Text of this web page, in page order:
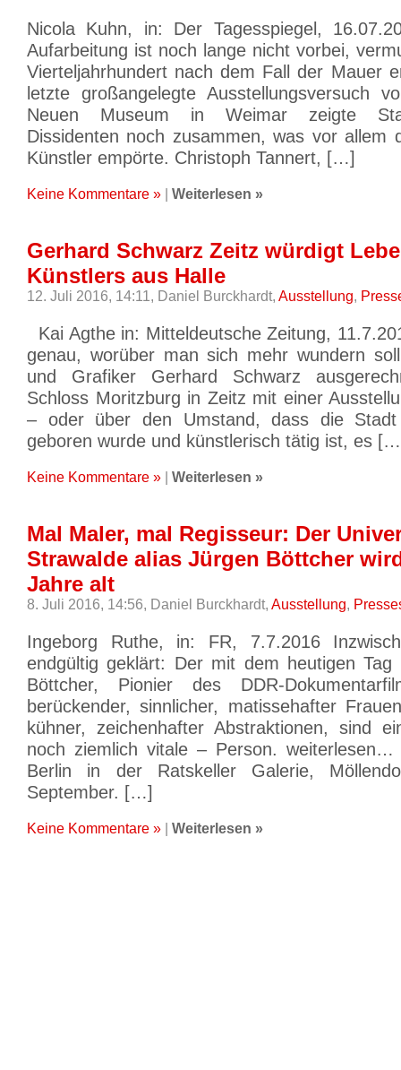
Nicola Kuhn, in: Der Tagesspiegel,
Aufarbeitung ist noch lange nicht vorbei,
Vierteljahrhundert nach dem Fall der Mauer
letzte großangelegte Ausstellungsversuch
Neuen Museum in Weimar zeigte
Dissidenten noch zusammen, was vor allem
Künstler empörte. Christoph Tannert, […]
Keine Kommentare » Weiterlesen »
Gerhard Schwarz Zeitz würdigt
Künstlers aus Halle
12. Juli 2016, 14:11, Daniel Burckhardt, Ausstellung,
Kai Agthe in: Mitteldeutsche Zeitung,
genau, worüber man sich mehr wundern
und Grafiker Gerhard Schwarz
Schloss Moritzburg in Zeitz mit einer
– oder über den Umstand, dass die
geboren wurde und künstlerisch tätig ist, es
Keine Kommentare » Weiterlesen »
Mal Maler, mal Regisseur: Der
Strawalde alias Jürgen Böttcher
Jahre alt
8. Juli 2016, 14:56, Daniel Burckhardt, Ausstellung,
Ingeborg Ruthe, in: FR, 7.7.2016
endgültig geklärt: Der mit dem heutigen Tag
Böttcher, Pionier des DDR-
berückender, sinnlicher, matissehafter
kühner, zeichenhafter Abstraktionen, sind
noch ziemlich vitale – Person. weiterlesen…
Berlin in der Ratskeller Galerie,
September. […]
Keine Kommentare » Weiterlesen »